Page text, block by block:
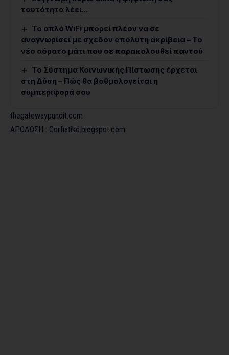
ταυτότητα λέει…
Το απλό WiFi μπορεί πλέον να σε
αναγνωρίσει με σχεδόν απόλυτη ακρίβεια – Το
νέο αόρατο μάτι που σε παρακολουθεί παντού
Το Σύστημα Κοινωνικής Πίστωσης έρχεται
στη Δύση – Πώς θα βαθμολογείται η
συμπεριφορά σου
thegatewaypundit.com
ΑΠΟΔΟΣΗ : Corfiatiko.blogspot.com